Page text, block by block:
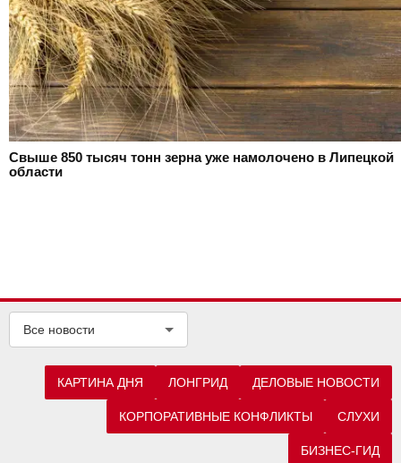
Свыше 850 тысяч тонн зерна уже намолочено в Липецкой
области
Все новости
КАРТИНА ДНЯ ЛОНГРИД ДЕЛОВЫЕ НОВОСТИ
КОРПОРАТИВНЫЕ КОНФЛИКТЫ СЛУХИ
БИЗНЕС-ГИД